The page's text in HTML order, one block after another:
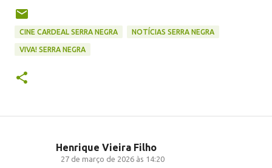
CINE CARDEAL SERRA NEGRA NOTÍCIAS SERRA NEGRA
VIVA! SERRA NEGRA
Henrique Vieira Filho
27 de março de 2026 às 14:20